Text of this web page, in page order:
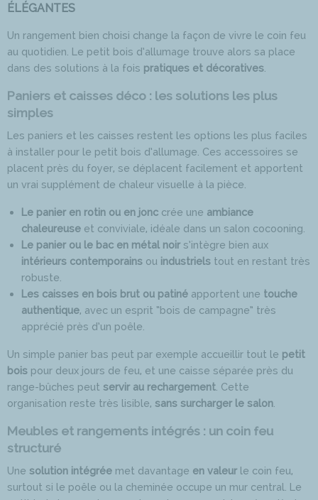
ÉLÉGANTES
Un rangement bien choisi change la façon de vivre le coin feu
au quotidien. Le petit bois d’allumage trouve alors sa place
dans des solutions à la fois pratiques et décoratives
Paniers et caisses déco : les solutions les plus
simples
Les paniers et les caisses restent les options les plus faciles
à installer pour le petit bois d’allumage. Ces accessoires se
placent près du foyer, se déplacent facilement et apportent
un vrai supplément de chaleur visuelle à la pièce.
Le panier en rotin ou en jonc crée une ambiance
chaleureuse et conviviale, idéale dans un salon cocooning.
Le panier ou le bac en métal noir s’intègre bien aux
intérieurs contemporains ou industriels tout en restant très
robuste.
Les caisses en bois brut ou patiné apportent une touche
authentique, avec un esprit “bois de campagne” très
apprécié près d’un poêle.
Un simple panier bas peut par exemple accueillir tout le petit
bois pour deux jours de feu, et une caisse séparée près du
range-bûches peut servir au rechargement . Cette
organisation reste très lisible, sans surcharger le salon
Meubles et rangements intégrés : un coin feu
structuré
Une solution intégrée met davantage en valeur le coin feu,
surtout si le poêle ou la cheminée occupe un mur central. Le